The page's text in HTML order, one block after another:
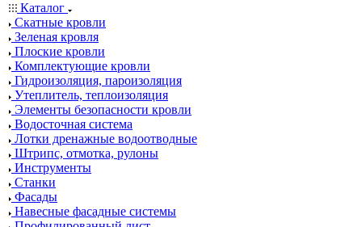
Каталог
Скатные кровли
Зеленая кровля
Плоские кровли
Комплектующие кровли
Гидроизоляция, пароизоляция
Утеплитель, теплоизоляция
Элементы безопасности кровли
Водосточная система
Лотки дренажные водоотводные
Штрипс, отмотка, рулоны
Инструменты
Станки
Фасады
Навесные фасадные системы